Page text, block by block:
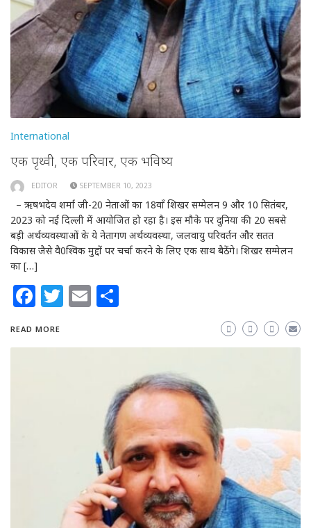
International
एक पृथ्वी, एक परिवार, एक भविष्य
EDITOR SEPTEMBER 10, 2023
– ऋषभदेव शर्मा जी-20 नेताओं का 18वाँ शिखर सम्मेलन 9 और 10 सितंबर,
2023 को नई दिल्ली में आयोजित हो रहा है। इस मौके पर दुनिया की 20 सबसे
बड़ी अर्थव्यवस्थाओं के ये नेतागण अर्थव्यवस्था, जलवायु परिवर्तन और सतत
विकास जैसे वै0श्विक मुद्दों पर चर्चा करने के लिए एक साथ बैठेंगे। शिखर सम्मेलन
का […]
Facebook
Twitter
Email
READ MORE